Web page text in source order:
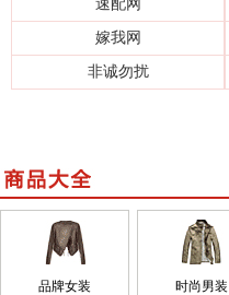
速配网
嫁我网
非诚勿扰
品牌女装 时尚男装